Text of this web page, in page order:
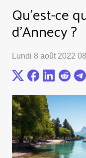
Qu'est-ce
d'Annecy ?
Lundi 8 août 2022